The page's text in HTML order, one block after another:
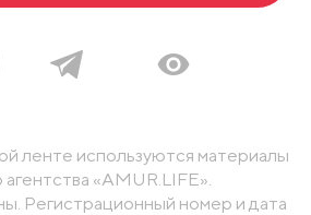
ленте используются материалы
«AMUR.LIFE».
Регистрационный номер и дата